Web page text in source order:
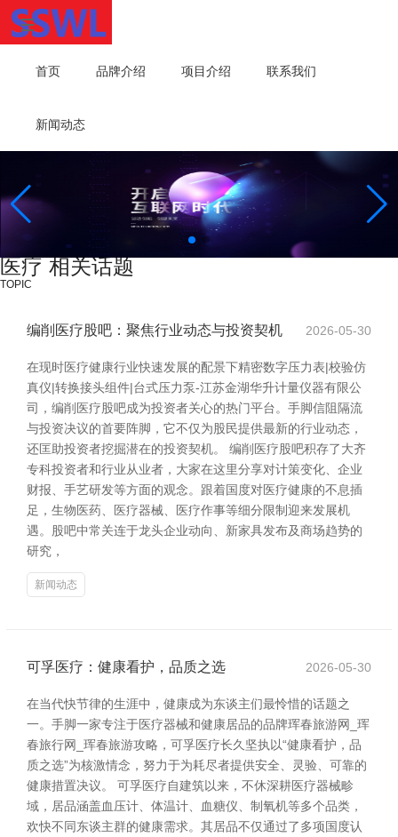
首页 品牌介绍 项目介绍 联系我们
新闻动态
医疗 相关话题
TOPIC
编削医疗股吧：聚焦行业动态与投资契机 2026-05-30
在现时医疗健康行业快速发展的配景下精密数字压力表|校验仿
真仪|转换接头组件|台式压力泵-江苏金湖华升计量仪器有限公
司，编削医疗股吧成为投资者关心的热门平台。手脚信阻隔流
与投资决议的首要阵脚，它不仅为股民提供最新的行业动态，
还匡助投资者挖掘潜在的投资契机。 编削医疗股吧积存了大齐
专科投资者和行业从业者，大家在这里分享对计策变化、企业
财报、手艺研发等方面的观念。跟着国度对医疗健康的不息插
足，生物医药、医疗器械、医疗作事等细分限制迎来发展机
遇。股吧中常关连于龙头企业动向、新家具发布及商场趋势的
研究，
新闻动态
可孚医疗：健康看护，品质之选 2026-05-30
在当代快节律的生涯中，健康成为东谈主们最怜惜的话题之
一。手脚一家专注于医疗器械和健康居品的品牌珲春旅游网_珲
春旅行网_珲春旅游攻略，可孚医疗长久坚执以“健康看护，品
质之选”为核激情念，努力于为耗尽者提供安全、灵验、可靠的
健康措置决议。 可孚医疗自建筑以来，不休深耕医疗器械畛
域，居品涵盖血压计、体温计、血糖仪、制氧机等多个品类，
欢快不同东谈主群的健康需求。其居品不仅通过了多项国度认